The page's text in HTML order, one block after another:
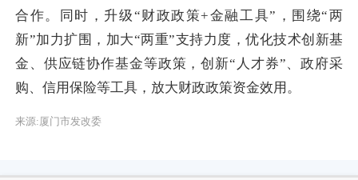
合作。同时，升级“财政政策+金融工具”，围绕“两
新”加力扩围，加大“两重”支持力度，优化技术创新基
金、供应链协作基金等政策，创新“人才券”、政府采
购、信用保险等工具，放大财政政策资金效用。
来源:厦门市发改委